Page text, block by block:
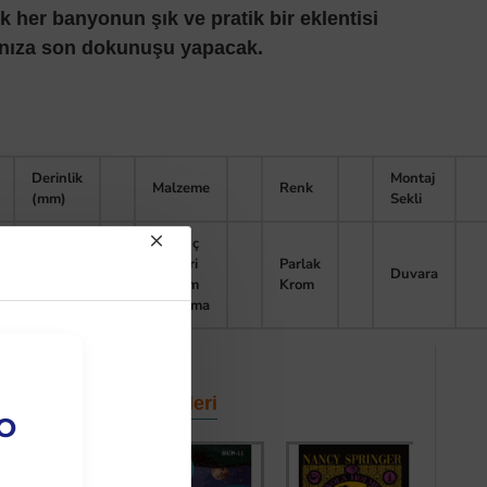
her banyonun şık ve pratik bir eklentisi
son dokunuşu yapacak.
Derinlik
(mm)
Malzeme Renk
Montaj
Sekli
Pirinç
Üzeri
Krom
Kaplama
Parlak
Krom
Duvara
Diğer Kategori Ürünleri